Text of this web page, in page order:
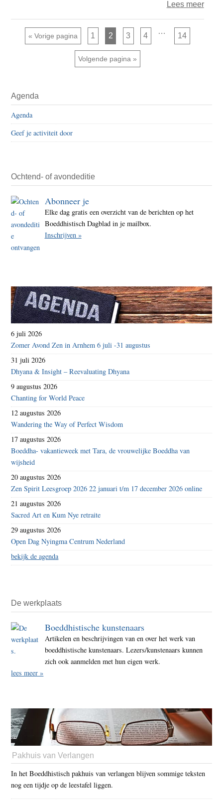
Lees meerover
« Ga naar
Vorige pagina Pagina
1 Pagina
2 Pagina
3 Pagina
4
Interim
pagina's
… Pagina
14
Ga naar
Volgende pagina »
Sidebar
Agenda
Agenda
Geef je activiteit door
Ochtend- of avondeditie
Abonneer je
Elke dag gratis een overzicht van de berichten op het
Boeddhistisch Dagblad in je mailbox.
Inschrijven »
6 juli 2026
Zomer Avond Zen in Arnhem 6 juli -31 augustus
31 juli 2026
Dhyana & Insight – Reevaluating Dhyana
9 augustus 2026
Chanting for World Peace
12 augustus 2026
Wandering the Way of Perfect Wisdom
17 augustus 2026
Boeddha- vakantieweek met Tara, de vrouwelijke Boeddha van
wijsheid
20 augustus 2026
Zen Spirit Leesgroep 2026 22 januari t/m 17 december 2026 online
21 augustus 2026
Sacred Art en Kum Nye retraite
29 augustus 2026
Open Dag Nyingma Centrum Nederland
bekijk de agenda
De werkplaats
Boeddhistische kunstenaars
Artikelen en beschrijvingen van en over het werk van
boeddhistische kunstenaars. Lezers/kunstenaars kunnen
zich ook aanmelden met hun eigen werk.
lees meer »
Pakhuis van Verlangen
In het Boeddhistisch pakhuis van verlangen blijven sommige teksten
nog een tijdje op de leestafel liggen.